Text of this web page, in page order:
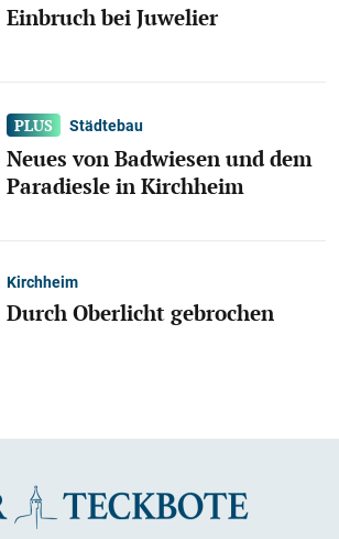
Einbruch bei Juwelier
Städtebau
Neues von Badwiesen und dem
Paradiesle in Kirchheim
Kirchheim
Durch Oberlicht gebrochen